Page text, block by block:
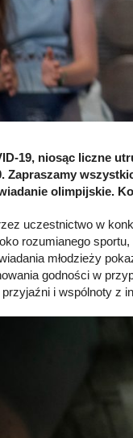
19, niosąc liczne
Zapraszamy
olimpijskie.
uczestnictwo w
rozumianego
młodzieży
godności w
przyjaźni i wspólnoty z